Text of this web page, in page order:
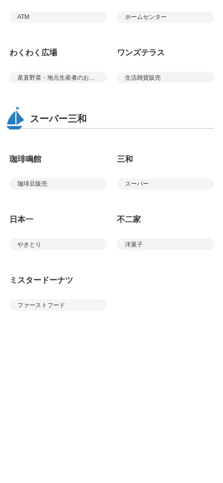
ATM ホームセンター
わくわく広場 ワンズテラス
生活雑貨販売
スーパー三和
珈琲鳴館
珈琲豆販売
三和
スーパー
日本一
やきとり
不二家
洋菓子
ミスタードーナツ
ファーストフード